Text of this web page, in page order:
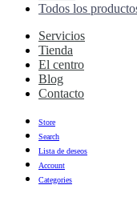
Todos los
Servicios
Tienda
El centro
Blog
Contacto
Store
Search
Lista de deseos
Account
Categories